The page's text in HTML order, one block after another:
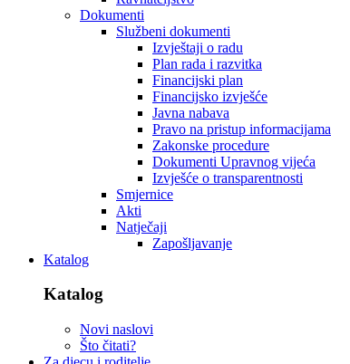
Dokumenti
Službeni dokumenti
Izvještaji o radu
Plan rada i razvitka
Financijski plan
Financijsko izvješće
Javna nabava
Pravo na pristup informacijama
Zakonske procedure
Dokumenti Upravnog vijeća
Izvješće o transparentnosti
Smjernice
Akti
Natječaji
Zapošljavanje
Katalog
Katalog
Novi naslovi
Što čitati?